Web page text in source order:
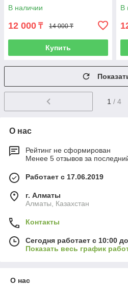
В наличии
12 000 ₸ 14 000 ₸
Купить
В
1 / 4
О нас
Рейтинг не сформирован
Менее 5 отзывов за
Работает с 17.06.2019
г. Алматы
Алматы, Казахстан
Контакты
Сегодня работает с 10:00
Показать весь график
О нас